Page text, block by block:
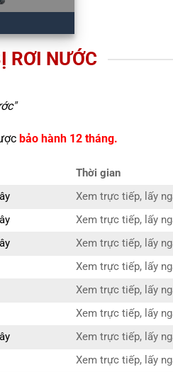
RƠI NƯỚC
"
bảo hành 12 tháng.
Thời gian
Xem trực tiếp, lấy
Xem trực tiếp, lấy
Xem trực tiếp, lấy
Xem trực tiếp, lấy
Xem trực tiếp, lấy
Xem trực tiếp, lấy
Xem trực tiếp, lấy
Xem trực tiếp, lấy